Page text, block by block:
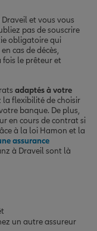
et vous vous
pas de souscrire
obligatoire qui
cas de décès,
le prêteur et
adaptés à votre
la flexibilité de choisir
banque. De plus,
en cours de contrat si
à la loi Hamon et la
assurance
à Draveil sont là
un autre assureur